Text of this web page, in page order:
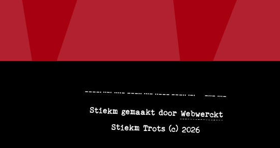
9F48V28R+XV
Stiekm gemaakt door Webwerckt
Stiekm Trots (c) 2026